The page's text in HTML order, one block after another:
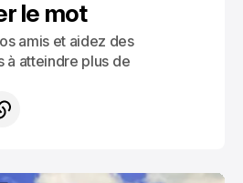
le mot
amis et aidez des
à atteindre plus de